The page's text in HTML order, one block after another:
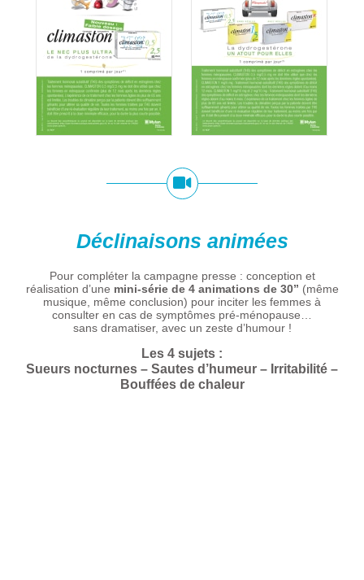
Déclinaisons animées
Pour compléter la campagne presse : conception et
réalisation d’une mini-série de 4 animations de 30” (même
musique, même conclusion) pour inciter les femmes à
consulter en cas de symptômes pré-ménopause…
sans dramatiser, avec un zeste d’humour !
Les 4 sujets :
Sueurs nocturnes – Sautes d’humeur – Irritabilité –
Bouffées de chaleur